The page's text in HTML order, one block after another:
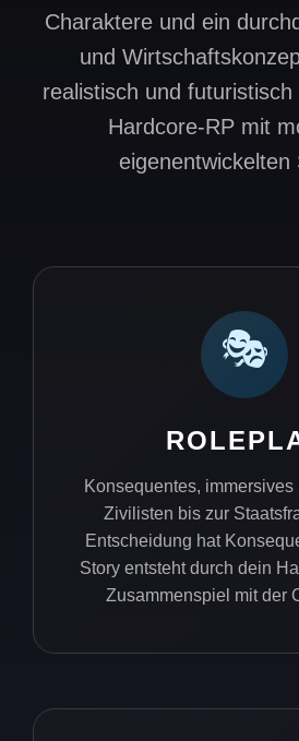
Charaktere und ein
und
realistisch und
Hardcore-RP mit
eigenentwickelten
🎭
Konsequentes,
Zivilisten bis zur
Entscheidung hat
Story entsteht durch dein
Zusammenspiel mit der